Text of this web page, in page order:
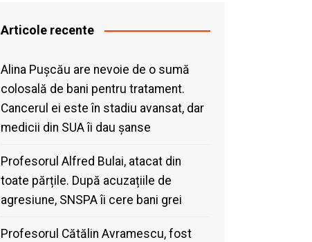
Articole recente
Alina Pușcău are nevoie de o sumă
colosală de bani pentru tratament.
Cancerul ei este în stadiu avansat, dar
medicii din SUA îi dau șanse
Profesorul Alfred Bulai, atacat din
toate părțile. După acuzațiile de
agresiune, SNSPA îi cere bani grei
Profesorul Cătălin Avramescu, fost